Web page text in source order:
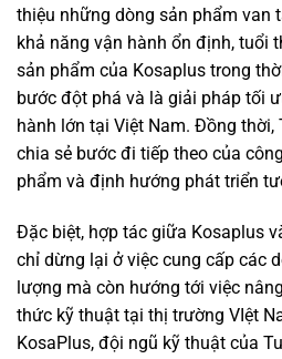
thiệu những dòng sản phẩm van
khả năng vận hành ổn định, tuổi
sản phẩm của Kosaplus trong
bước đột phá và là giải pháp tối
hành lớn tại Việt Nam. Đồng thời,
chia sẻ bước đi tiếp theo của
phẩm và định hướng phát triển
Đặc biệt, hợp tác giữa Kosaplus
chỉ dừng lại ở việc cung cấp các
lượng mà còn hướng tới việc
thức kỹ thuật tại thị trường VIệt
KosaPlus, đội ngũ kỹ thuật của